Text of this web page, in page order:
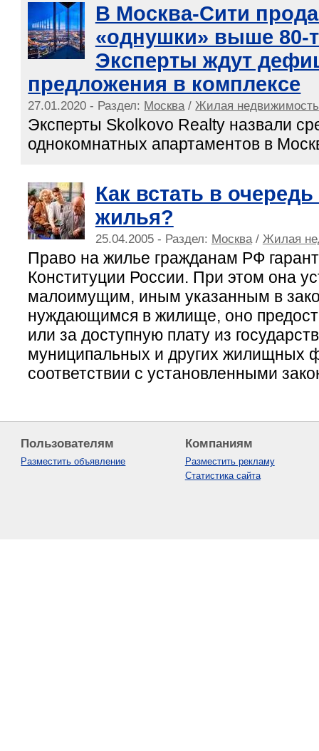
В Москва-Сити
«однушки» выше 80-
Эксперты ждут
предложения в комплексе
27.01.2020 - Раздел: Москва/Жилая недвижимость
Эксперты Skolkovo Realty назвали
однокомнатных апартаментов в
Как встать в
жилья?
25.04.2005 - Раздел: Москва/ Жилая
Право на жилье гражданам РФ
Конституции России. При этом она
малоимущим, иным указанным в
нуждающимся в жилище, оно
или за доступную плату из
муниципальных и других жилищных
соответствии с установленными
Пользователям
Разместить объявление
Компаниям
Разместить рекламу
Статистика сайта